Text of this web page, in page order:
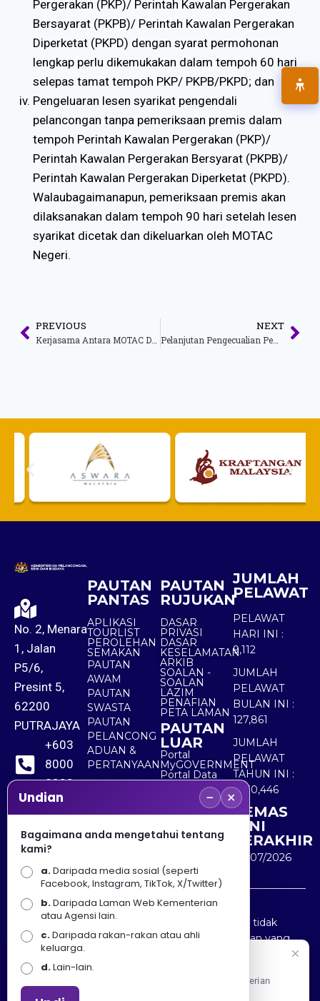
Pergerakan (PKP)/ Perintah Kawalan Pergerakan
Bersayarat (PKPB)/ Perintah Kawalan Pergerakan
Diperketat (PKPD) dengan syarat permohonan
lengkap perlu dikemukakan dalam tempoh 60 hari
selepas tamat tempoh PKP/ PKPB/PKPD; dan
Pengeluaran lesen syarikat pengendali
pelancongan tanpa pemeriksaan premis dalam
tempoh Perintah Kawalan Pergerakan (PKP)/
Perintah Kawalan Pergerakan Bersyarat (PKPB)/
Perintah Kawalan Pergerakan Diperketat (PKPD).
Walaubagaimanapun, pemeriksaan premis akan
dilaksanakan dalam tempoh 90 hari setelah lesen
syarikat dicetak dan dikeluarkan oleh MOTAC
Negeri.
PREVIOUS
Kerjasama Antara MOTAC Dan Arab Saudi Ke Arah Pemulihan Sektor Pelancongan
NEXT
Pelanjutan Pengecualian Pembayaran Fi Lesen Bagi Pengusaha- Pengusaha Pelancongan Dan Pemandu Pelancong Yang Dilesenkan Di Bawah Akta Industri Pelancongan 1992 [Akta 482]
No. 2, Menara
1, Jalan
P5/6,
Presint 5,
62200
PUTRAJAYA
+603
8000
8000
+603
8891
7100
PAUTAN
PANTAS
APLIKASI
TOURLIST
PEROLEHAN
SEMAKAN
PAUTAN
AWAM
PAUTAN
SWASTA
PAUTAN
PELANCONG
ADUAN &
PERTANYAAN
PAUTAN
RUJUKAN
DASAR
PRIVASI
DASAR
KESELAMATAN
ARKIB
SOALAN -
SOALAN
LAZIM
PENAFIAN
PETA LAMAN
PAUTAN
LUAR
Portal
MyGOVERNMENT
Portal Data
Terbuka
Sektor Awam
JUMLAH
PELAWAT
PELAWAT
HARI INI :
9,112
JUMLAH
PELAWAT
BULAN INI :
127,861
JUMLAH
PELAWAT
TAHUN INI :
5,530,446
KEMAS
KINI
TERAKHIR
30/07/2026
Penafian : Kerajaan Malaysia dan Kementerian
Pelancongan Seni dan Budaya (MOTAC) adalah tidak
bertanggungjawab atas kehilangan atau kerugian yang
disebabkan oleh penggunaan mana-mana maklumat
yang diperolehi dari portal ini.
Undian − ×
Bagaimana anda mengetahui tentang
kami?
a.Daripada media sosial (seperti
Facebook, Instagram, TikTok, X/Twitter)
b.Daripada Laman Web Kementerian
atau Agensi lain.
c.Daripada rakan-rakan atau ahli
keluarga.
d.Lain-lain.
Apa Khabar! Selamat datang ke Portal Rasmi Kementerian
Pelancongan, Seni dan Budaya